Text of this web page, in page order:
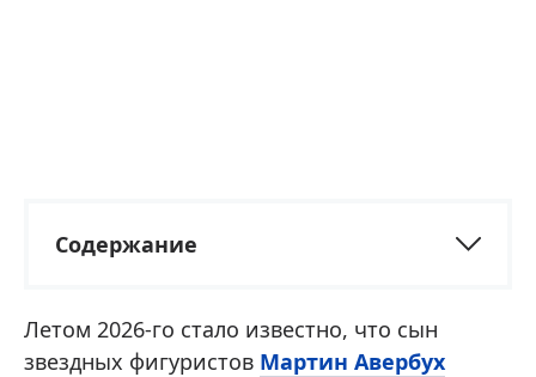
Содержание
Летом 2026-го стало известно, что сын
звездных фигуристов Мартин Авербух